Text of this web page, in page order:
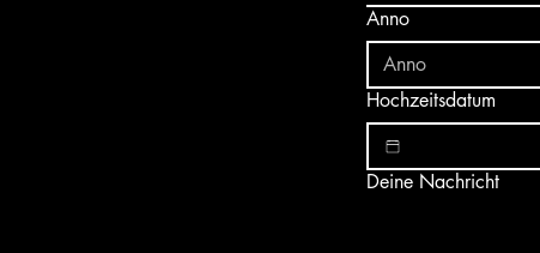
Anno
Hochzeitsdatum
Deine Nachricht